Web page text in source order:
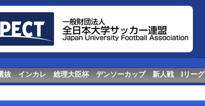
抜 インカレ 総理大臣杯 デンソーカップ 新人戦 Iリーグ